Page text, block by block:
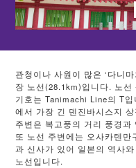
관청이나 사원이 많은 ‘다니
장 노선(28.1km)입니다. 노
기호는 Tanimachi Line의 T
에서 가장 긴 덴진바시스지
주변은 복고풍의 거리 풍경
또 노선 주변에는 오사카텐
과 신사가 있어 일본의 역사
노선입니다.